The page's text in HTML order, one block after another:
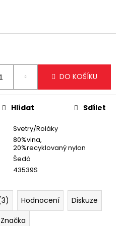
DO KOŠÍKU
Svetry/Roláky
80%vlna,
20%recyklovaný nylon
Šedá
43539S
Hlídat Sdílet
Hodnocení
Diskuze
Značka